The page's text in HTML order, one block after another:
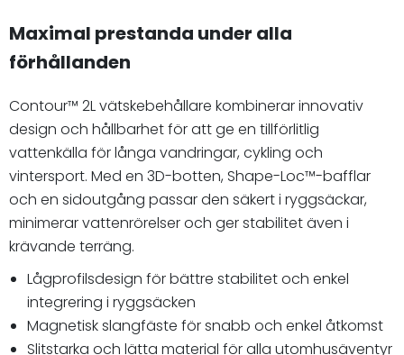
Maximal prestanda under alla
förhållanden
Contour™ 2L vätskebehållare kombinerar innovativ
design och hållbarhet för att ge en tillförlitlig
vattenkälla för långa vandringar, cykling och
vintersport. Med en 3D-botten, Shape-Loc™-bafflar
och en sidoutgång passar den säkert i ryggsäckar,
minimerar vattenrörelser och ger stabilitet även i
krävande terräng.
Lågprofilsdesign för bättre stabilitet och enkel
integrering i ryggsäcken
Magnetisk slangfäste för snabb och enkel åtkomst
Slitstarka och lätta material för alla utomhusäventyr